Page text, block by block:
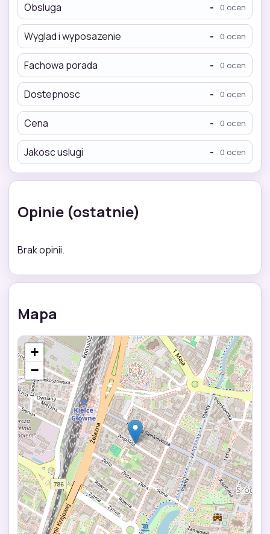
Obsluga - 0 ocen
Wyglad i wyposazenie - 0 ocen
Fachowa porada - 0 ocen
Dostepnosc - 0 ocen
Cena - 0 ocen
Jakosc uslugi - 0 ocen
Opinie (ostatnie)
Brak opinii.
Mapa
+
−